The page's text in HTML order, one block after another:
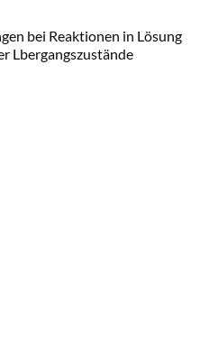
bei Reaktionen in Lösung
Lbergangszustände